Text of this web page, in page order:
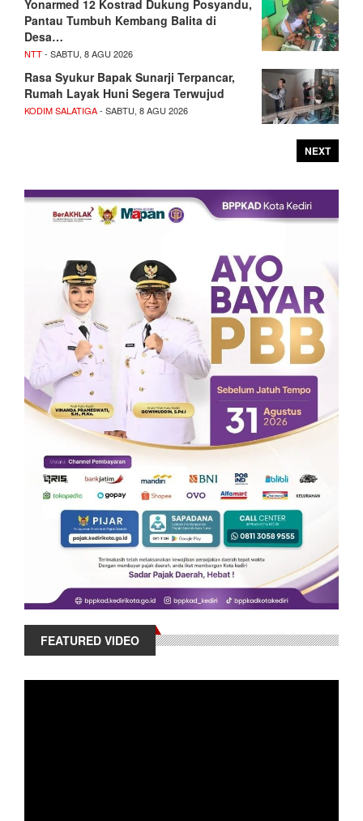
Yonarmed 12 Kostrad Dukung Posyandu,
Pantau Tumbuh Kembang Balita di
Desa…
NTT- SABTU, 8 AGU 2026
Rasa Syukur Bapak Sunarji Terpancar,
Rumah Layak Huni Segera Terwujud
KODIM SALATIGA- SABTU, 8 AGU 2026
NEXT
FEATURED VIDEO